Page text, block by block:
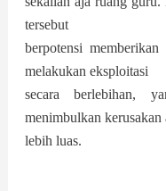
tersebut
berpotensi
melakukan eksploitasi
secara berlebihan,
menimbulkan kerusakan
lebih luas.